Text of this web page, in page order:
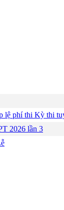
lệ phí thi Kỳ thi
2026 lần 3